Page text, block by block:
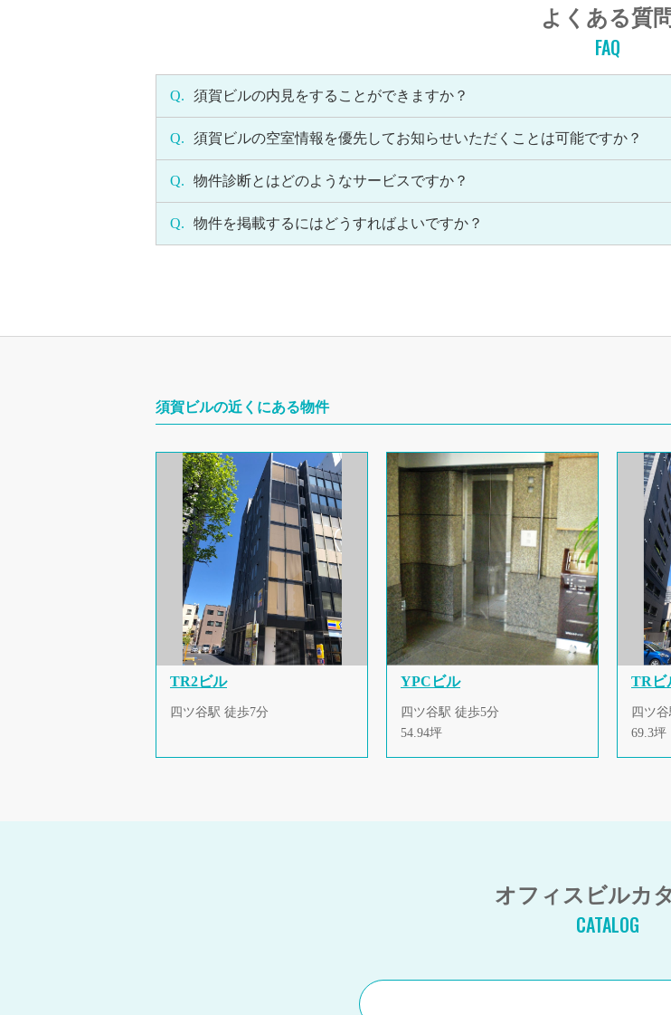
よくある質問
FAQ
Q. 須賀ビルの内見をすることができますか？
Q. 須賀ビルの空室情報を優先してお知らせいただくことは可能ですか？
Q. 物件診断とはどのようなサービスですか？
Q. 物件を掲載するにはどうすればよいですか？
須賀ビルの近くにある物件
TR2ビル
四ツ谷駅 徒歩7分
YPCビル
四ツ谷駅 徒歩5分
54.94坪
TRビ
四ツ
69.3坪
オフィスビルカ
CATALOG